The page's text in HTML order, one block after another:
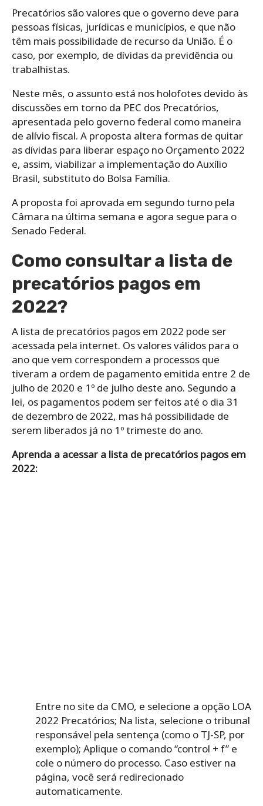
Precatórios são valores que o governo deve para
pessoas físicas, jurídicas e municípios, e que não
têm mais possibilidade de recurso da União. É o
caso, por exemplo, de dívidas da previdência ou
trabalhistas.
Neste mês, o assunto está nos holofotes devido às
discussões em torno da PEC dos Precatórios,
apresentada pelo governo federal como maneira
de alívio fiscal. A proposta altera formas de quitar
as dívidas para liberar espaço no Orçamento 2022
e, assim, viabilizar a implementação do Auxílio
Brasil, substituto do Bolsa Família.
A proposta foi aprovada em segundo turno pela
Câmara na última semana e agora segue para o
Senado Federal.
Como consultar a lista de
precatórios pagos em
2022?
A lista de precatórios pagos em 2022 pode ser
acessada pela internet. Os valores válidos para o
ano que vem correspondem a processos que
tiveram a ordem de pagamento emitida entre 2 de
julho de 2020 e 1º de julho deste ano. Segundo a
lei, os pagamentos podem ser feitos até o dia 31
de dezembro de 2022, mas há possibilidade de
serem liberados já no 1º trimeste do ano.
Aprenda a acessar a lista de precatórios pagos em
2022:
Entre no site da CMO, e selecione a opção LOA
2022 Precatórios; Na lista, selecione o tribunal
responsável pela sentença (como o TJ-SP, por
exemplo); Aplique o comando “control + f” e
cole o número do processo. Caso estiver na
página, você será redirecionado
automaticamente.